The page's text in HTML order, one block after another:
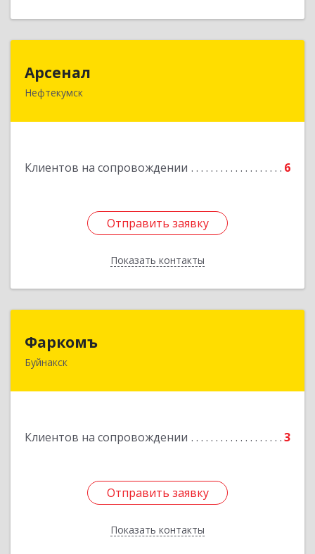
Арсенал
Нефтекумск
Клиентов на сопровождении 6
Отправить заявку
Показать контакты
Отправить заявку
Назад
Фаркомъ
Буйнакск
Клиентов на сопровождении 3
Отправить заявку
Показать контакты
Отправить заявку
Назад